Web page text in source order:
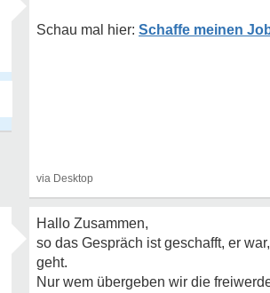
Schaffe meinen
Hallo Zusammen,
so das Gespräch ist geschafft, er
geht.
Nur wem übergeben wir die